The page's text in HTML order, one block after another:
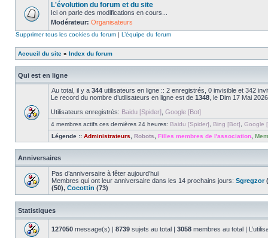
L'évolution du forum et du site
Ici on parle des modifications en cours...
Modérateur: Organisateurs
Supprimer tous les cookies du forum | L’équipe du forum
Accueil du site » Index du forum
Qui est en ligne
Au total, il y a 344 utilisateurs en ligne :: 2 enregistrés, 0 invisible et 342
Le record du nombre d’utilisateurs en ligne est de 1348 , le Dim 17 Mai
Utilisateurs enregistrés: Baidu [Spider] Google [Bot]
4 membres actifs ces dernières 24 heures: Baidu [Spider] Bing [Bot]
Google
Légende :: Administrateurs Robots Filles membres de l'association
Anniversaires
Pas d’anniversaire à fêter aujourd’hui
Membres qui ont leur anniversaire dans les 14 prochains jours: Sgregzor
(50), Cocottin (73)
Statistiques
127050 message(s) | 8739 sujets au total | 3058 membres au total |